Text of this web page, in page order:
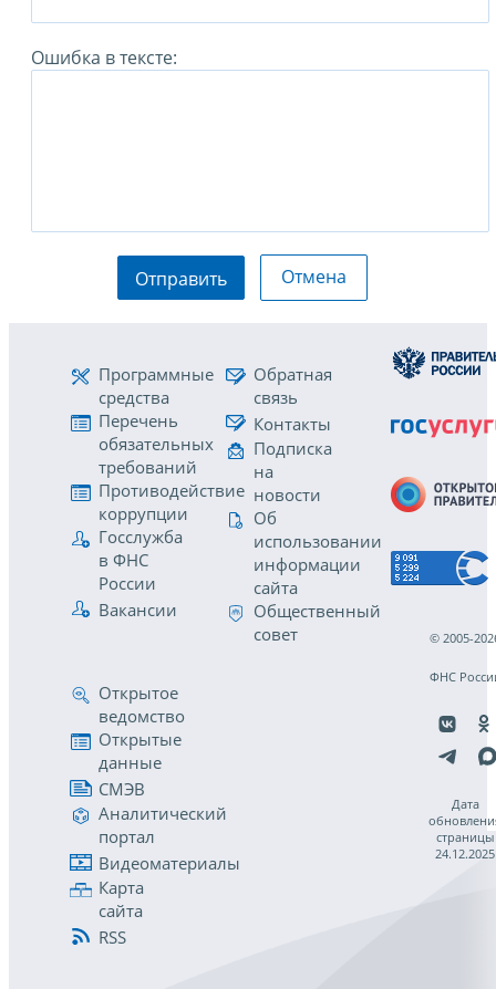
Ошибка в тексте:
Отправить Отмена
Программные
средства
Перечень
обязательных
требований
Противодействие
коррупции
Госслужба
в ФНС
России
Вакансии
Обратная
связь
Контакты
Подписка
на
новости
Об
использовании
информации
сайта
Общественный
совет
Открытое
ведомство
Открытые
данные
СМЭВ
Аналитический
портал
Видеоматериалы
Карта
сайта
RSS
© 2005-
ФНС
Дата
страницы
24.12.2025